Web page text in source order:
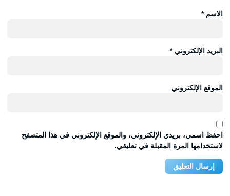
الاسم*
البريد الإلكتروني*
الموقع الإلكتروني
احفظ اسمي، بريدي الإلكتروني، والموقع الإلكتروني في هذا المتصفح
لاستخدامها المرة المقبلة في تعليقي.